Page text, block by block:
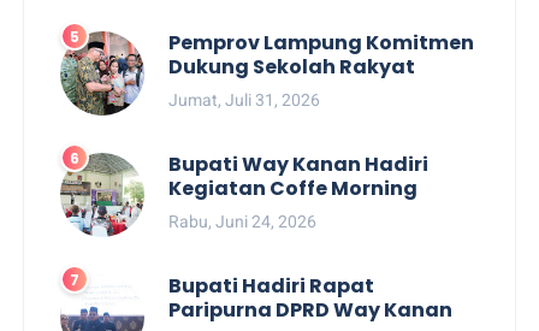
Pemprov Lampung Komitmen
Dukung Sekolah Rakyat
Jumat, Juli 31, 2026
Bupati Way Kanan Hadiri
Kegiatan Coffe Morning
Rabu, Juni 24, 2026
Bupati Hadiri Rapat
Paripurna DPRD Way Kanan